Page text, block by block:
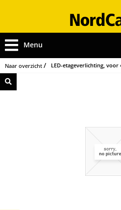
Menu
Naar overzicht LED-etageverlichting, voor